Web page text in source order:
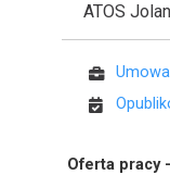
ATOS
Oferta pracy